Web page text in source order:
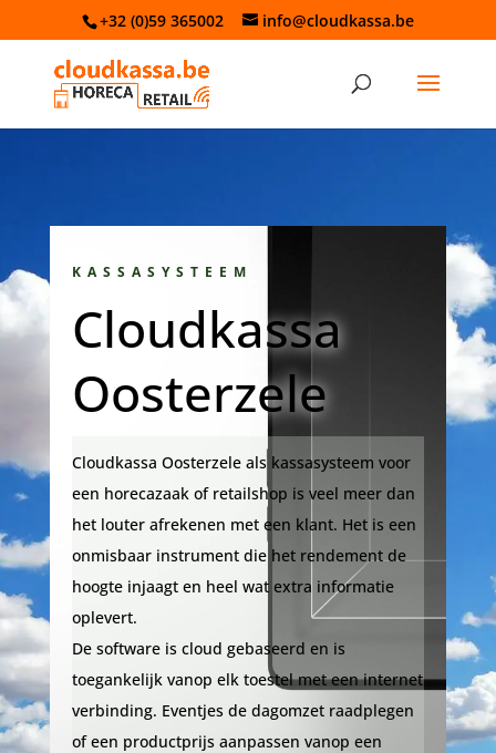
+32 (0)59 365002 info@cloudkassa.be
KASSASYSTEEM
Cloudkassa
Oosterzele
Cloudkassa Oosterzele als kassasysteem voor
een horecazaak of retailshop is veel meer dan
het louter afrekenen met een klant. Het is een
onmisbaar instrument die het rendement de
hoogte injaagt en heel wat extra informatie
oplevert.
De software is cloud gebaseerd en is
toegankelijk vanop elk toestel met een internet
verbinding. Eventjes de dagomzet raadplegen
of een productprijs aanpassen vanop een